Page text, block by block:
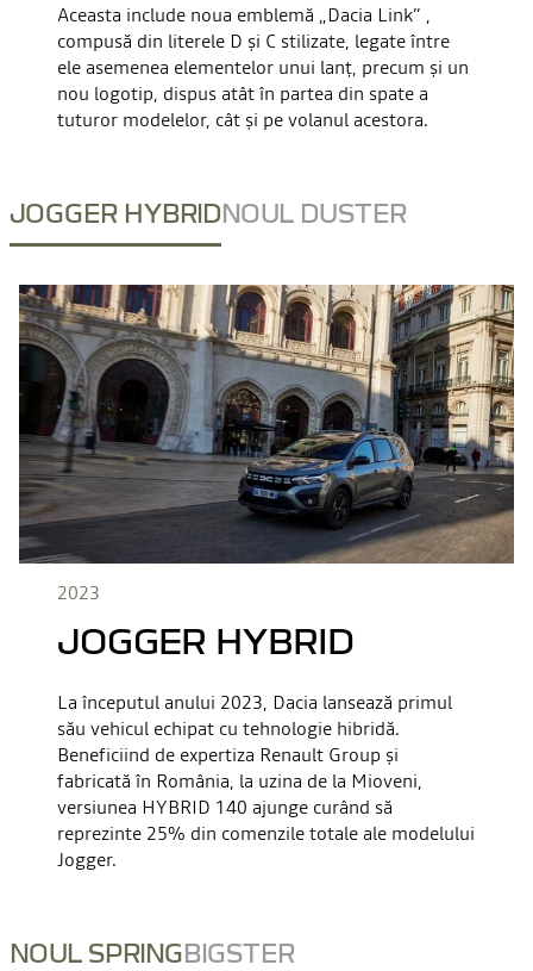
Aceasta include noua emblemă „Dacia Link” ,
compusă din literele D şi C stilizate, legate între
ele asemenea elementelor unui lanț, precum și un
nou logotip, dispus atât în partea din spate a
tuturor modelelor, cât şi pe volanul acestora.
JOGGER HYBRIDNOUL DUSTER
2023
JOGGER HYBRID
La începutul anului 2023, Dacia lansează primul
său vehicul echipat cu tehnologie hibridă.
Beneficiind de expertiza Renault Group și
fabricată în România, la uzina de la Mioveni,
versiunea HYBRID 140 ajunge curând să
reprezinte 25% din comenzile totale ale modelului
Jogger.
NOUL SPRINGBIGSTER